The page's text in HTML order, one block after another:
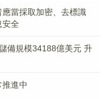
當採取加密、去標識
安全
備規模34188億美元 升
進中